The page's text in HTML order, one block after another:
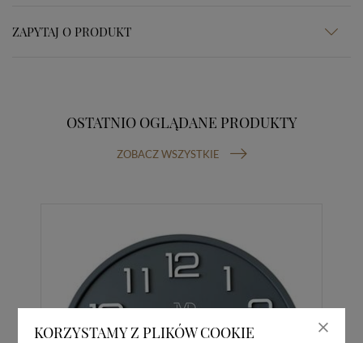
KORZYSTAMY Z PLIKÓW COOKIE
ZAPYTAJ O PRODUKT
OSTATNIO OGLĄDANE PRODUKTY
ZOBACZ WSZYSTKIE